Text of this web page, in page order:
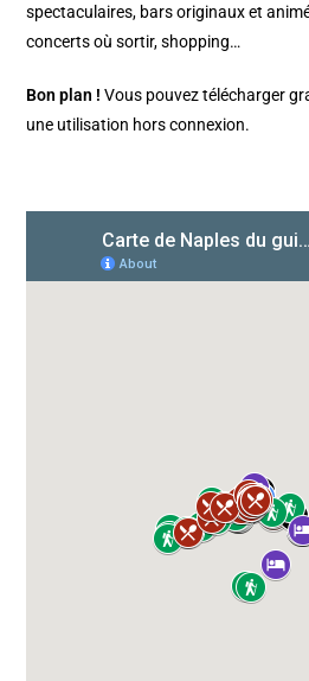
spectaculaires, bars originaux et
concerts où sortir, shopping…
Bon plan ! Vous pouvez télécharger
une utilisation hors connexion.